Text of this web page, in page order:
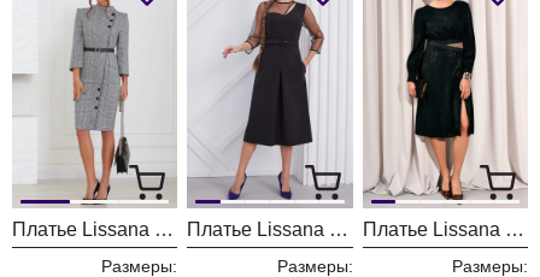
Платье Lissana 4876
Размеры:
Платье Lissana 4846
Размеры:
Платье Lissana 4834
Размеры: